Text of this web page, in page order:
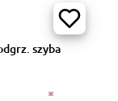
szyba